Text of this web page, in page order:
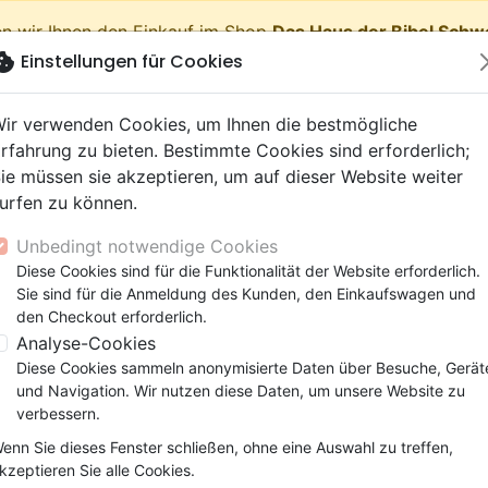
wir Ihnen den Einkauf im ShopDas Haus der Bibel
Neuheiten
Testamente
Bibelstudium
Segond 21
Darby
(Religion,
Wachstum
Gemeinde
Kinder
Kinder-, Erwachsenenarbeit
Leiden, Seelsorge
Gesundheit
Gemeinde
Ehe
Andachten
Leiden, Seelsorge
Wissenschaften)
Bibeln
9 Jahre
Jahre
Jugendliche, Teenager
Bibeln
Latino, Folk
Soul
Rap, Hip-hop
Instrumental
Pop, Rock
Konferenz
Spielfilm
Dokumentarfilm, Reportage
Spiele, Unterhaltung
Bibelhüllen
Un plaisir interdit ? - Quand la sexualité est tournée vers soi
Un plaisir interdit ?
Quand la sexualité est tournée
Autor :Timo Martini
Beschreibung
Einstellungen für Cookies
verwenden Cookies, um Ihnen die bestmögliche
zu bieten. Bestimmte Cookies sind erforderlich;
müssen sie akzeptieren, um auf dieser Website weiter
zu können.
Unbedingt notwendige Cookies
Diese Cookies sind für die Funktionalität der Website erforderlich.
Sie sind für die Anmeldung des Kunden, den Einkaufswagen und
den Checkout erforderlich.
Analyse-Cookies
Diese Cookies sammeln anonymisierte Daten über Besuche,
und Navigation. Wir nutzen diese Daten, um unsere Website zu
verbessern.
Sie dieses Fenster schließen, ohne eine Auswahl zu treffen,
Sie alle Cookies.